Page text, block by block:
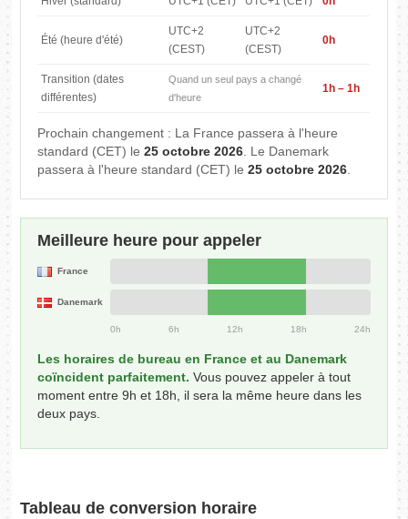
Été (heure d'été)
UTC+2
(CEST)
UTC+2
(CEST)
0h
Transition (dates
différentes)
Quand un seul pays a changé
d'heure
1h – 1h
Prochain changement : La France passera à l'heure
standard (CET) le25 octobre 2026. Le Danemark
passera à l'heure standard (CET) le25 octobre 2026.
Meilleure heure pour appeler
France
Danemark
0h 6h 12h 18h 24h
Les horaires de bureau en France et au Danemark
coïncident parfaitement. Vous pouvez appeler à tout
moment entre 9h et 18h, il sera la même heure dans les
deux pays.
Tableau de conversion horaire